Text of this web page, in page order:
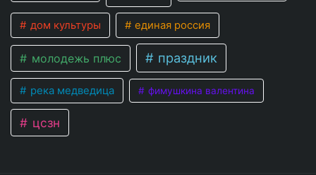
дом культуры единая россия
молодежь плюс праздник
река медведица фимушкина валентина
цсзн